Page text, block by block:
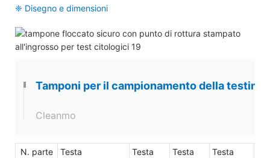
❈ Disegno e dimensioni
Tamponi per il campionamento della testina
Cleanmo
N. parte
Testa
Testa
Testa
Testa